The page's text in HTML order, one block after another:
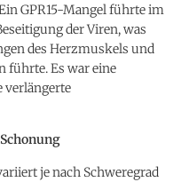
GPR15-Mangel führte im
der Viren, was
des Herzmuskels und
führte. Es war eine
verlängerte
je nach Schweregrad